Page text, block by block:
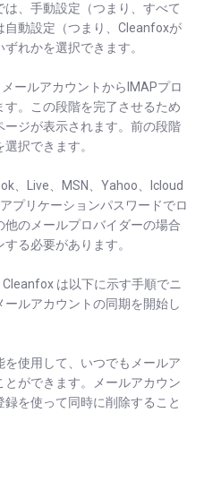
、手動設定（つまり、すべて
動設定（つまり、Cleanfoxが
れかを選択できます。
ールアカウントからIMAPプロ
す。この段階を完了させるため
ジが表示されます。前の段階
択できます。
、Live、MSN、Yahoo、Icloud
プリケーションパスワードでロ
のメールプロバイダーの場合
る必要があります。
は以下に示す手順でニ
ルアカウントの同期を開始し
使用して、いつでもメールア
ができます。メールアカウン
を使って同時に削除すること